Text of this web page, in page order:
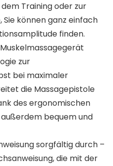
Training oder zur
können ganz einfach
finden.
zur
bei maximaler
die Massagepistole
des ergonomischen
bequem und
sorgfältig durch –
die mit der